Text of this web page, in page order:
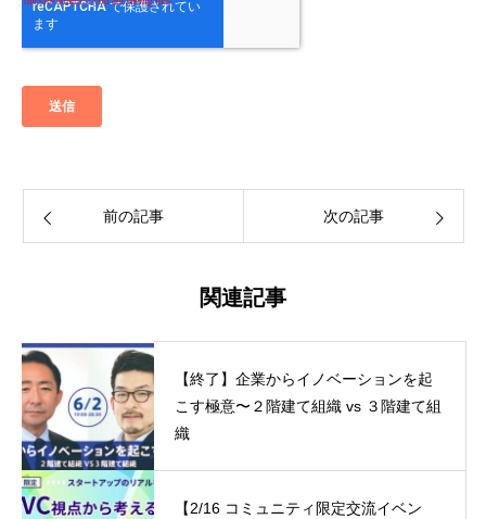
前の記事 次の記事
関連記事
【終了】企業からイノベーションを起
こす極意〜２階建て組織 vs ３階建て組
織
【2/16 コミュニティ限定交流イベン